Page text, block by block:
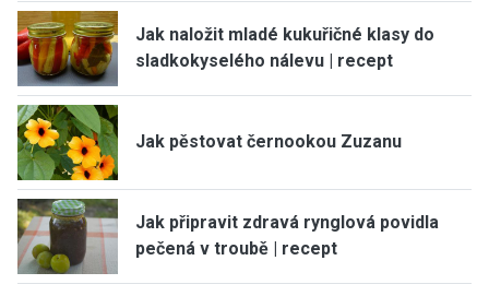
Jak naložit mladé kukuřičné klasy do
sladkokyselého nálevu | recept
Jak pěstovat černookou Zuzanu
Jak připravit zdravá rynglová povidla
pečená v troubě | recept